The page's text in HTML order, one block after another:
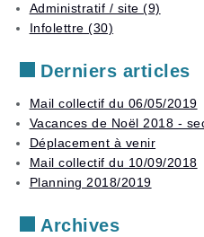
Stages
en
aux
examens
Autres
services
Anacours
descolarisés
Déduction
d’impôt
Liste
Stages
Administratif / site (9)
Infolettre (30)
Derniers articles
Mail collectif du 06/05/2019
Vacances de Noël 2018 -
Déplacement à venir
Mail collectif du 10/09/2018
Planning 2018/2019
Archives